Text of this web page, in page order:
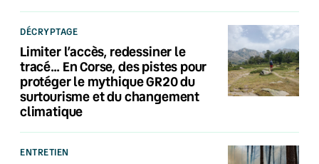
DÉCRYPTAGE
Limiter l’accès, redessiner le
tracé… En Corse, des pistes pour
protéger le mythique GR20 du
surtourisme et du changement
climatique
ENTRETIEN